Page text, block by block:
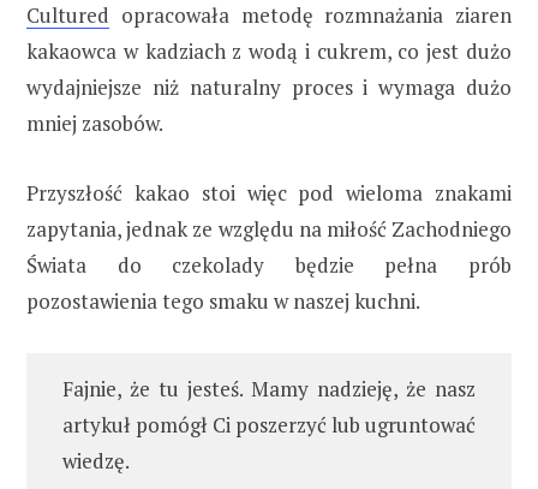
Cultured opracowała metodę rozmnażania ziaren
kakaowca w kadziach z wodą i cukrem, co jest dużo
wydajniejsze niż naturalny proces i wymaga dużo
mniej zasobów.
Przyszłość kakao stoi więc pod wieloma znakami
zapytania, jednak ze względu na miłość Zachodniego
Świata do czekolady będzie pełna prób
pozostawienia tego smaku w naszej kuchni.
Fajnie, że tu jesteś. Mamy nadzieję, że nasz
artykuł pomógł Ci poszerzyć lub ugruntować
wiedzę.